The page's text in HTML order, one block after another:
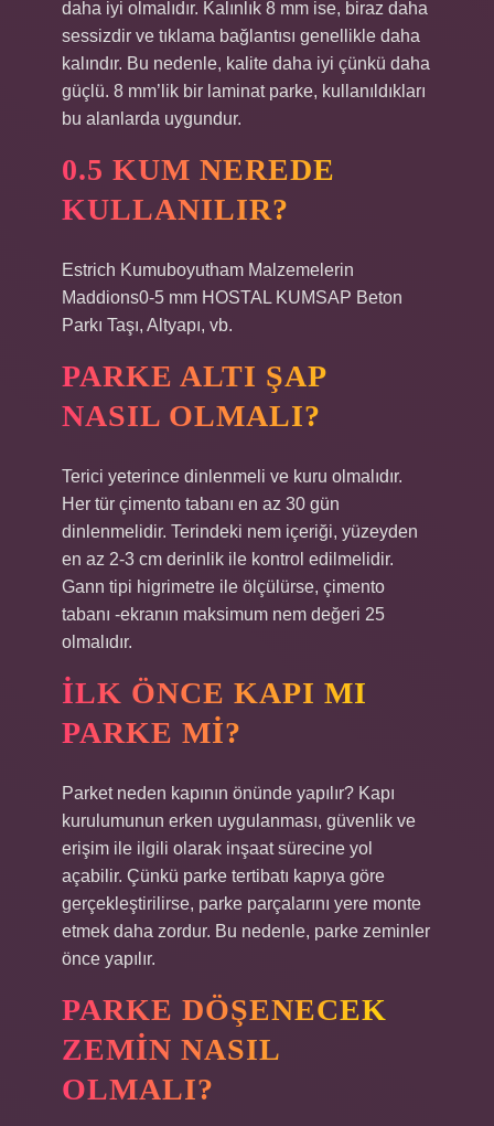
daha iyi olmalıdır. Kalınlık 8 mm ise, biraz daha
sessizdir ve tıklama bağlantısı genellikle daha
kalındır. Bu nedenle, kalite daha iyi çünkü daha
güçlü. 8 mm’lik bir laminat parke, kullanıldıkları
bu alanlarda uygundur.
0.5 KUM NEREDE
KULLANILIR?
Estrich Kumuboyutham Malzemelerin
Maddions0-5 mm HOSTAL KUMSAP Beton
Parkı Taşı, Altyapı, vb.
PARKE ALTI ŞAP
NASIL OLMALI?
Terici yeterince dinlenmeli ve kuru olmalıdır.
Her tür çimento tabanı en az 30 gün
dinlenmelidir. Terindeki nem içeriği, yüzeyden
en az 2-3 cm derinlik ile kontrol edilmelidir.
Gann tipi higrimetre ile ölçülürse, çimento
tabanı -ekranın maksimum nem değeri 25
olmalıdır.
İLK ÖNCE KAPI MI
PARKE MI?
Parket neden kapının önünde yapılır? Kapı
kurulumunun erken uygulanması, güvenlik ve
erişim ile ilgili olarak inşaat sürecine yol
açabilir. Çünkü parke tertibatı kapıya göre
gerçekleştirilirse, parke parçalarını yere monte
etmek daha zordur. Bu nedenle, parke zeminler
önce yapılır.
PARKE DÖŞENECEK
ZEMIN NASIL
OLMALI?